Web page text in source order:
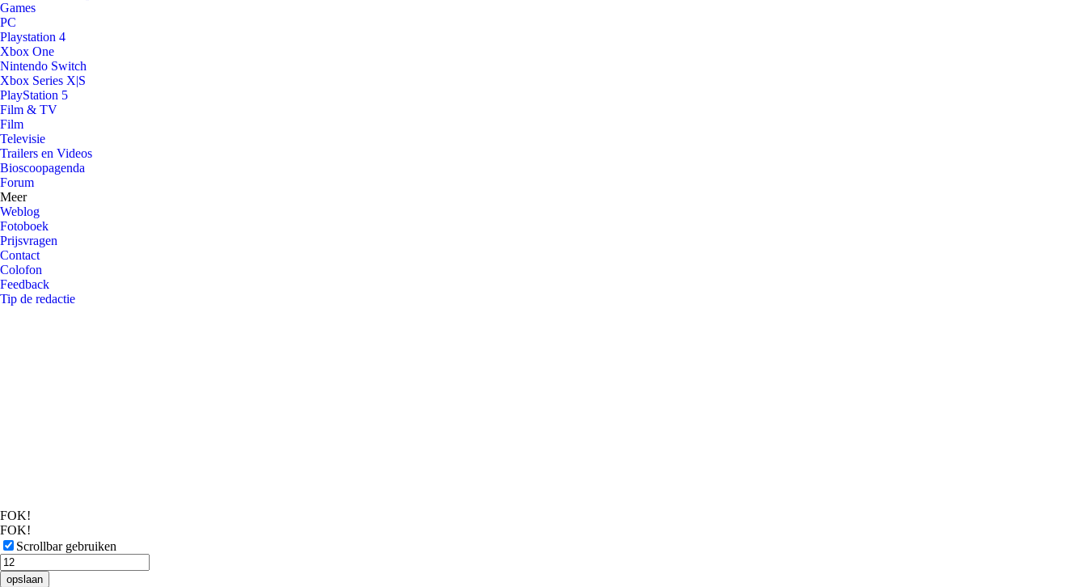
Games
PC
Playstation 4
Xbox One
Nintendo Switch
Xbox Series X|S
PlayStation 5
Film & TV
Film
Televisie
Trailers en Videos
Bioscoopagenda
Forum
Meer
Weblog
Fotoboek
Prijsvragen
Contact
Colofon
Feedback
Tip de redactie
FOK!
FOK!
Scrollbar gebruiken
opslaan